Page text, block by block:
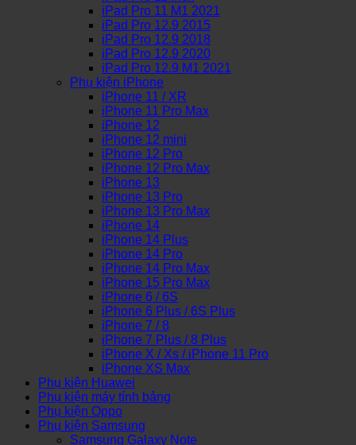
iPad Pro 11 M1 2021
iPad Pro 12.9 2015
iPad Pro 12.9 2018
iPad Pro 12.9 2020
iPad Pro 12.9 M1 2021
Phụ kiện iPhone
iPhone 11 / XR
iPhone 11 Pro Max
iPhone 12
iPhone 12 mini
iPhone 12 Pro
iPhone 12 Pro Max
iPhone 13
iPhone 13 Pro
iPhone 13 Pro Max
iPhone 14
iPhone 14 Plus
iPhone 14 Pro
iPhone 14 Pro Max
iPhone 15 Pro Max
iPhone 6 / 6S
iPhone 6 Plus / 6S Plus
iPhone 7 / 8
iPhone 7 Plus / 8 Plus
iPhone X / Xs / iPhone 11 Pro
iPhone XS Max
Phụ kiện Huawei
Phụ kiện máy tính bảng
Phụ kiện Oppo
Phụ kiện Samsung
Samsung Galaxy Note